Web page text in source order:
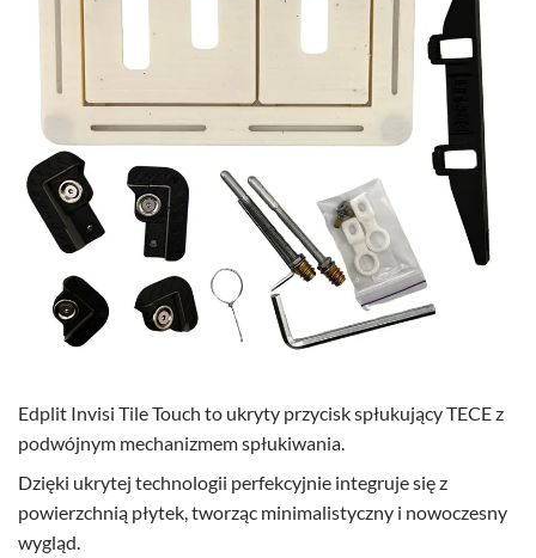
Edplit Invisi Tile Touch to ukryty przycisk spłukujący TECE z
podwójnym mechanizmem spłukiwania.
Dzięki ukrytej technologii perfekcyjnie integruje się z
powierzchnią płytek, tworząc minimalistyczny i nowoczesny
wygląd.